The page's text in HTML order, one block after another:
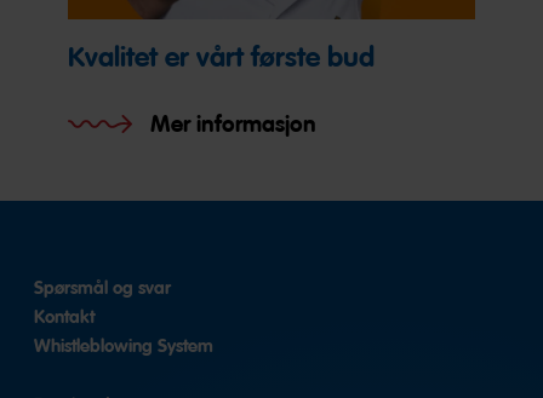
Kvalitet er vårt første bud
Mer informasjon
Spørsmål og svar
Kontakt
Whistleblowing System